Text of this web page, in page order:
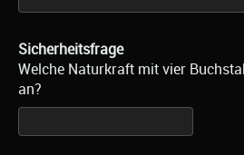
Sicherheitsfrage
Welche Naturkraft mit vier
an?